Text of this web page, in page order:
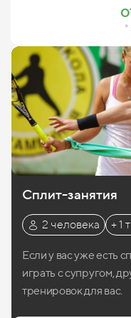
*
Сплит-занятия
2 человека + 1
Если у вас уже есть
играть с супругом,
тренировок для вас.